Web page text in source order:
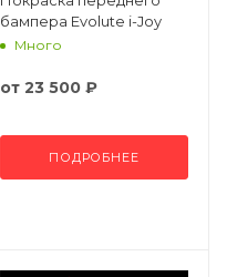
бампера Evolute i-Joy
Много
от 23 500 ₽
ПОДРОБНЕЕ